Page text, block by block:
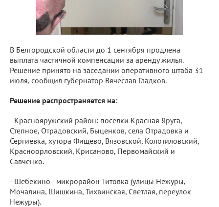
В Белгородской области до 1 сентября продлена
выплата частичной компенсации за аренду жилья.
Решение принято на заседании оперативного штаба 31
июля, сообщил губернатор Вячеслав Гладков.
Решение распространяется на:
- Краснояружский район: поселки Красная Яруга,
Степное, Отрадовский, Быценков, села Отрадовка и
Сергиевка, хутора Фищево, Вязовской, Колотиловский,
Красноорловский, Крисаново, Первомайский и
Савченко.
- Шебекино - микрорайон Титовка (улицы Нежуры,
Мочалина, Шишкина, Тихвинская, Светлая, переулок
Нежуры).